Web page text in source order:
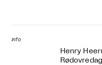
info
Henry